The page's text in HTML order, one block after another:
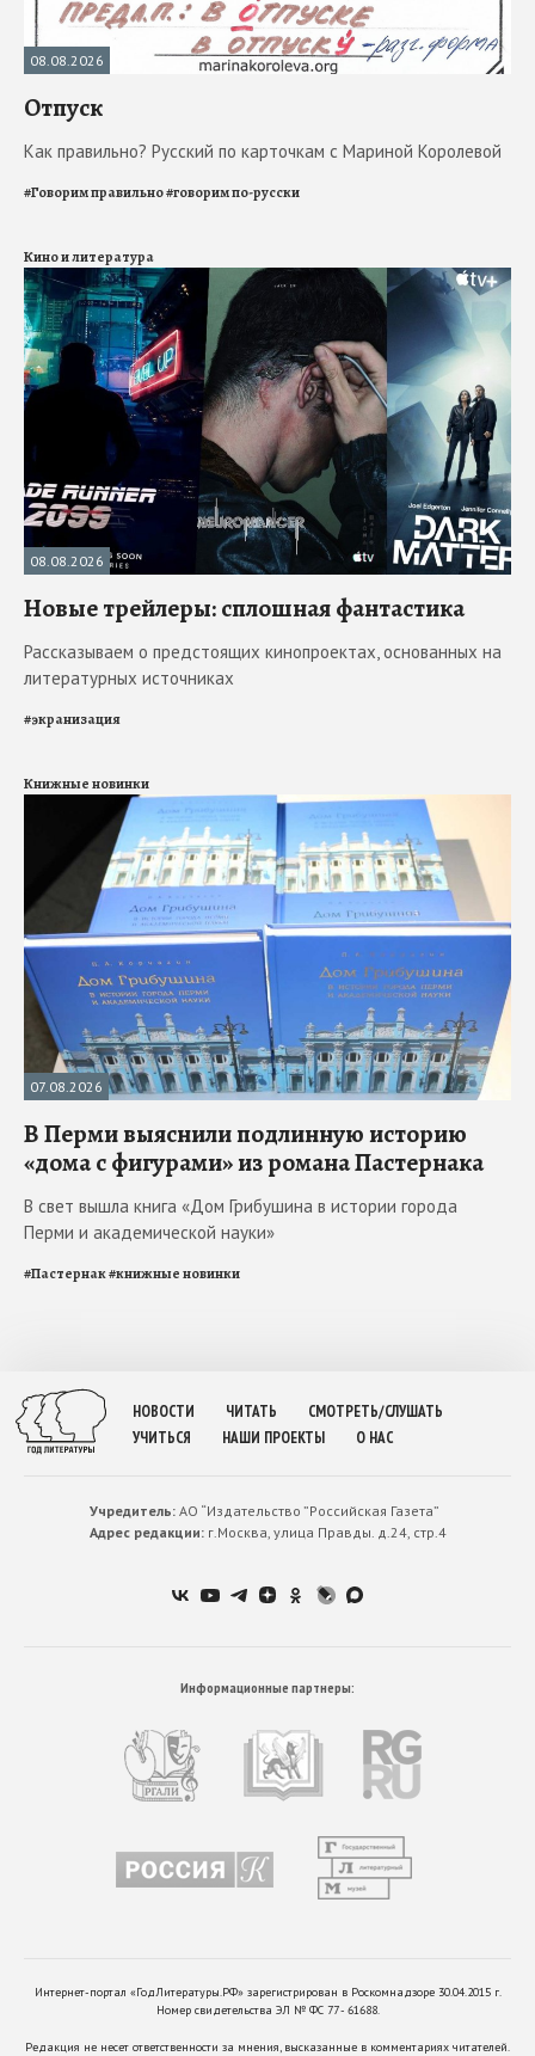
08.08.2026
Отпуск
Как правильно? Русский по карточкам с Мариной Королевой
#Говорим правильно#говорим по-русски
Кино и литература
08.08.2026
Новые трейлеры: сплошная фантастика
Рассказываем о предстоящих кинопроектах, основанных на
литературных источниках
#экранизация
Книжные новинки
07.08.2026
В Перми выяснили подлинную историю
«дома с фигурами» из романа Пастернака
В свет вышла книга «Дом Грибушина в истории города
Перми и академической науки»
#Пастернак#книжные новинки
НОВОСТИ ЧИТАТЬ
СМОТРЕТЬ/СЛУШАТЬ
УЧИТЬСЯ
НАШИ ПРОЕКТЫ О НАС
Учредитель:АО “Издательство ”Российская Газета”
Адрес редакции:г.Москва, улица Правды. д.24, стр.4
Информационные партнеры:
Интернет-портал «ГодЛитературы.РФ» зарегистрирован в Роскомнадзоре 30.04.2015 г.
Номер свидетельства ЭЛ № ФС 77 - 61688.
Редакция не несет ответственности за мнения, высказанные в комментариях читателей.